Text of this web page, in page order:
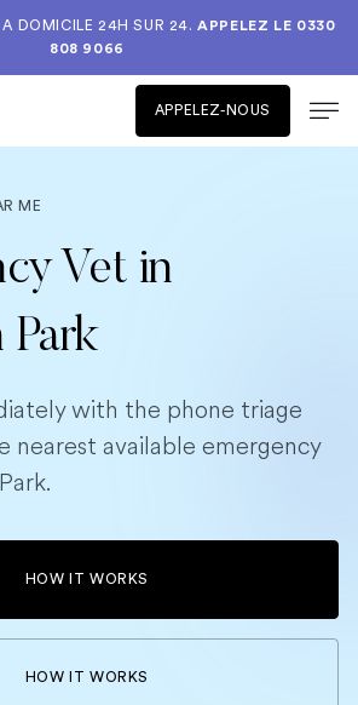
A DOMICILE 24H SUR 24.APPELEZ LE 0330
808 9066
APPELEZ-NOUS
ME
Vet in
Park
with the phone triage
nearest available emergency
HOW IT WORKS
HOW IT WORKS